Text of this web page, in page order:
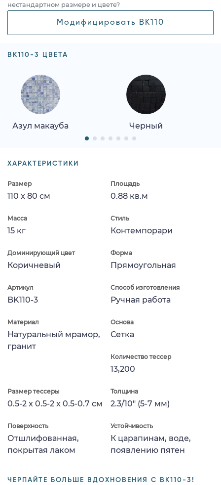
нестандартном размере и цвете?
Модифицировать BK110
BK110-3 ЦВЕТА
Азул макауба Черный
ХАРАКТЕРИСТИКИ
Размер
110 x 80 см
Площадь
0.88 кв.м
Масса
15 кг
Стиль
Контемпорари
Доминирующий цвет
Коричневый
Форма
Прямоугольная
Артикул
BK110-3
Способ изготовления
Ручная работа
Материал
Натуральный мрамор,
гранит
Основа
Сетка
Количество тессер
13,200
Размер тессеры
0.5-2 x 0.5-2 x 0.5-0.7 см
Толщина
2.3/10" (5-7 мм)
Поверхность
Отшлифованная,
покрытая лаком
Устойчивость
К царапинам, воде,
появлению пятен
ЧЕРПАЙТЕ БОЛЬШЕ ВДОХНОВЕНИЯ С BK110-3!